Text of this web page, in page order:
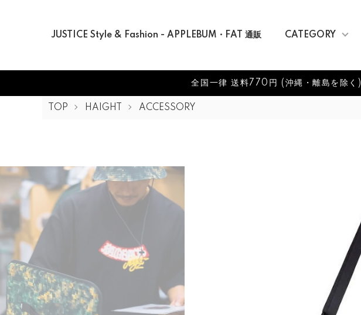
JUSTICE Style & Fashion - APPLEBUM・FAT 通販 CATEGORY
全国一律 送料770円 (沖縄・離島を除く)
TOP HAIGHT ACCESSORY